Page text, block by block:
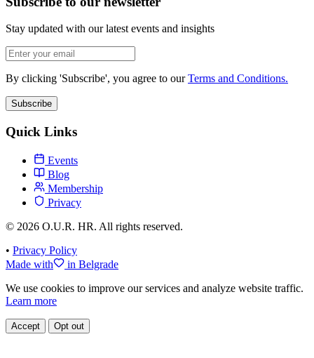
Stay updated with our latest events and insights
By clicking 'Subscribe', you agree to our Terms and Conditions.
Subscribe
Quick Links
Events
Blog
Membership
Privacy
© 2026 O.U.R. HR. All rights reserved.
• Privacy Policy
Made with
in Belgrade
We use cookies to improve our services and analyze website traffic.
Learn more
Accept Opt out